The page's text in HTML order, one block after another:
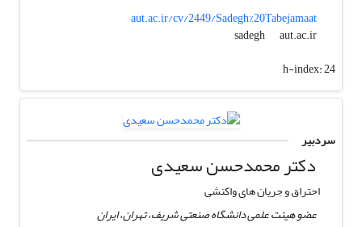
aut.ac.ir/cv/2449/Sadegh%20Tabejamaat
sadegh
aut.ac.ir
h-index:24
سردبیر
دکتر محمدحسن سعیدی
احتراق و جریان های واکنشی
عضو هیئت علمی دانشگاه صنعتی شریف، تهران، ایران